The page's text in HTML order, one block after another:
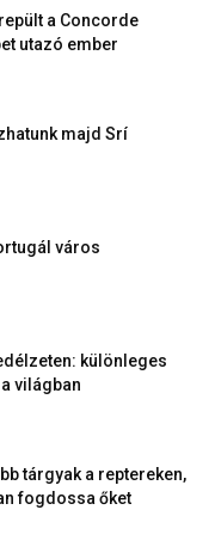
a Concorde
utazó ember
majd Srí
város
különleges
világban
tárgyak a reptereken,
fogdossa őket